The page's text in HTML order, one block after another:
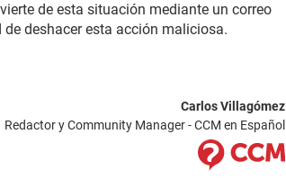
de esta situación mediante un correo
deshacer esta acción maliciosa.
Carlos Villagómez
Redactor y Community Manager - CCM en Español